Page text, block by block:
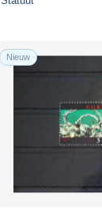
Nieuw